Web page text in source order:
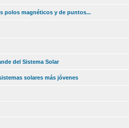
polos magnéticos y de puntos...
del Sistema Solar
solares más jóvenes